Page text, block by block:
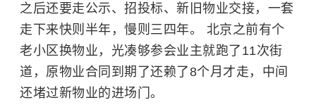
之后还要走公示、招投标、新旧物业交接，一套
走下来快则半年，慢则三四年。 北京之前有个
老小区换物业，光凑够参会业主就跑了11次街
道，原物业合同到期了还赖了8个月才走，中间
还堵过新物业的进场门。